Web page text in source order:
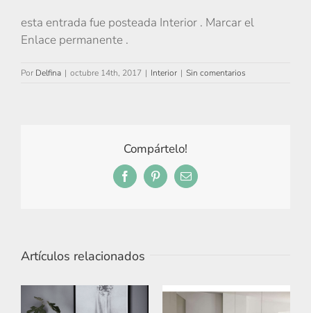
esta entrada fue posteada Interior . Marcar el
Enlace permanente .
Por Delfina | octubre 14th, 2017 | Interior | Sin comentarios
Compártelo!
FacebookPinterestCorreo
Artículos relacionados